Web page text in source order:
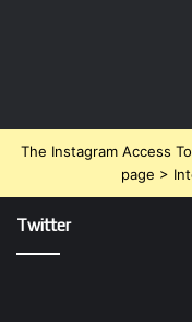
The Instagram Access
page >
Twitter